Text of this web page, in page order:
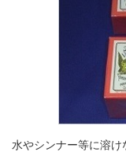
水やシンナー等に溶け